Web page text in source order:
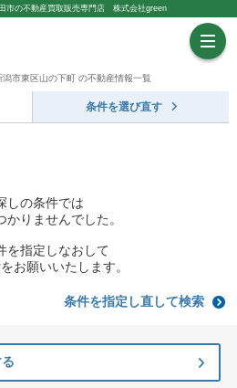
市の不動産買取販売専門店 株式会社green
潟市東区山の下町 の不動産情報一覧
条件を選び直す
しの条件では
かりませんでした。
を指定しなおして
お願いいたします。
条件を指定し直して検索